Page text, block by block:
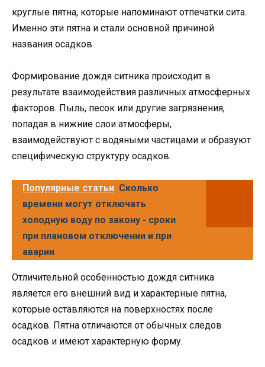
круглые пятна, которые напоминают отпечатки сита.
Именно эти пятна и стали основной причиной
названия осадков.
Формирование дождя ситника происходит в
результате взаимодействия различных атмосферных
факторов. Пыль, песок или другие загрязнения,
попадая в нижние слои атмосферы,
взаимодействуют с водяными частицами и образуют
специфическую структуру осадков.
Популярные статьи Сколько
времени могут отключать
холодную воду по закону - сроки
при плановом отключении и при
аварии
Отличительной особенностью дождя ситника
является его внешний вид и характерные пятна,
которые оставляются на поверхностях после
осадков. Пятна отличаются от обычных следов
осадков и имеют характерную форму.